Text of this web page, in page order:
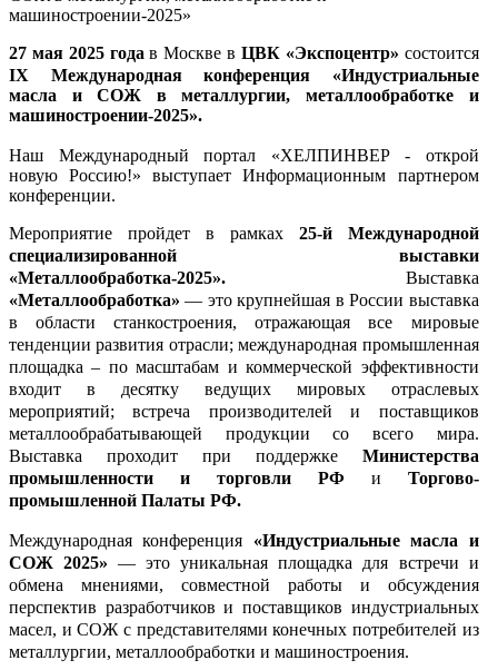
27 мая 2025 года в Москве в ЦВК «Экспоцентр» состоится
IX
Международная конференция «Индустриальные
масла и СОЖ в металлургии, металлообработке и
машиностроении-2025».
Наш Международный портал «ХЕЛПИНВЕР - открой
новую Россию!» выступает Информационным партнером
конференции.
Мероприятие пройдет в рамках 25-й Международной
специализированной выставки
«Металлообработка-2025». Выставка
«Металлообработка» — это крупнейшая в России выставка
в области станкостроения, отражающая все мировые
тенденции развития отрасли; международная промышленная
площадка – по масштабам и коммерческой эффективности
входит в десятку ведущих мировых отраслевых
мероприятий; встреча производителей и поставщиков
металлообрабатывающей продукции со всего мира.
Выставка проходит при поддержке Министерства
промышленности и торговли РФ и Торгово-
промышленной Палаты РФ.
Международная конференция «Индустриальные масла и
СОЖ 2025» — это уникальная площадка для встречи и
обмена мнениями, совместной работы и обсуждения
перспектив разработчиков и поставщиков индустриальных
масел, и СОЖ с представителями конечных потребителей из
металлургии, металлообработки и машиностроения.